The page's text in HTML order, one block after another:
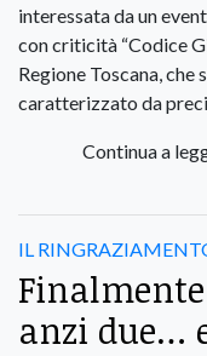
interessata da un
con criticità “Codice
Regione Toscana, che
caratterizzato da
Continua a
IL
anzi due…